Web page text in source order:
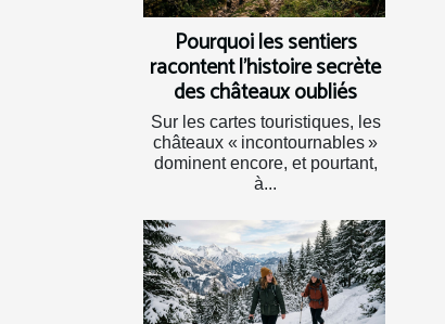
Pourquoi les sentiers
racontent l’histoire secrète
des châteaux oubliés
Sur les cartes touristiques, les
châteaux « incontournables »
dominent encore, et pourtant,
à...